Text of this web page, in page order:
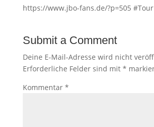
https://www.jbo-fans.de/?p=505
Submit a Comment
Deine E-Mail-Adresse wird nicht
Erforderliche Felder sind mit *
Kommentar *